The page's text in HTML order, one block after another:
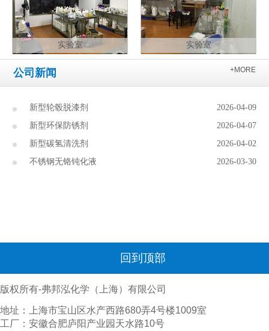
实验室 实验室
+MORE
公司新闻
2026-04-09
新型轮毂脱漆剂
2026-04-07
新型环保防锈剂
2026-04-02
新型碳氢清洗剂
2026-03-30
不锈钢无铬钝化液
回到顶部
版权所有-弗邦泓化学（上海）有限公司
地址：上海市宝山区水产西路680弄4号楼1009室
工厂：安徽合肥庐阳产业园天水路10号